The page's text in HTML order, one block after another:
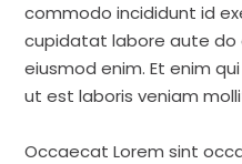
commodo incididunt id
cupidatat labore aute do
eiusmod enim. Et enim
ut est laboris veniam
Occaecat Lorem sint